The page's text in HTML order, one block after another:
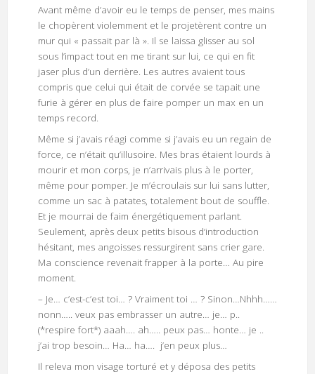
Avant même d’avoir eu le temps de penser, mes mains
le chopèrent violemment et le projetèrent contre un
mur qui « passait par là ». Il se laissa glisser au sol
sous l’impact tout en me tirant sur lui, ce qui en fit
jaser plus d’un derrière. Les autres avaient tous
compris que celui qui était de corvée se tapait une
furie à gérer en plus de faire pomper un max en un
temps record.
Même si j’avais réagi comme si j’avais eu un regain de
force, ce n’était qu’illusoire. Mes bras étaient lourds à
mourir et mon corps, je n’arrivais plus à le porter,
même pour pomper. Je m’écroulais sur lui sans lutter,
comme un sac à patates, totalement bout de souffle.
Et je mourrai de faim énergétiquement parlant.
Seulement, après deux petits bisous d’introduction
hésitant, mes angoisses ressurgirent sans crier gare.
Ma conscience revenait frapper à la porte… Au pire
moment.
– Je… c’est-c’est toi… ? Vraiment toi … ? Sinon…Nhhh……
nonn….. veux pas embrasser un autre… je… p..
(*respire fort*) aaah…. ah….. peux pas… honte… je ..
j’ai trop besoin… Ha… ha…. j’en peux plus…
Il releva mon visage torturé et y déposa des petits